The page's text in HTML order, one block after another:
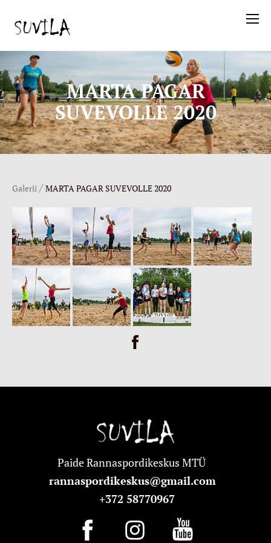
MARTA PAGAR
SUVEVOLLE 2020
Galerii / MARTA PAGAR SUVEVOLLE 2020
Paide Rannaspordikeskus MTÜ
rannaspordikeskus@gmail.com
+372 58770967